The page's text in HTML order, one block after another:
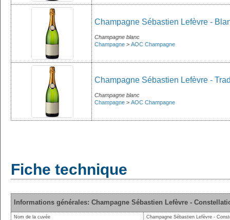
Champagne Sébastien Lefèvre -
Champagne blanc
Champagne > AOC Champagne
Champagne Sébastien Lefèvre -
Champagne blanc
Champagne > AOC Champagne
Fiche technique
Informations générales: Champagne Sébastien Lefèvre -
Nom de la cuvée
Champagne Sébastien Lefèvre -